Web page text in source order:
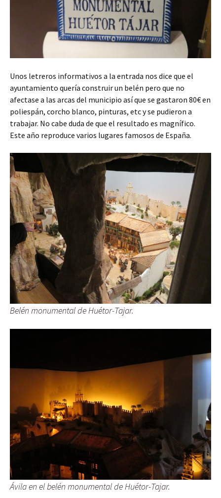
Unos letreros informativos a la entrada nos dice que el
ayuntamiento quería construir un belén pero que no
afectase a las arcas del municipio así que se gastaron 80€ en
poliespán, corcho blanco, pinturas, etc y se pudieron a
trabajar. No cabe duda de que el resultado es magnífico.
Este año reproduce varios lugares famosos de España.
Belén monumental de Huétor-Tajar.
Ávila en el belén monumental de Huétor-Tajar.